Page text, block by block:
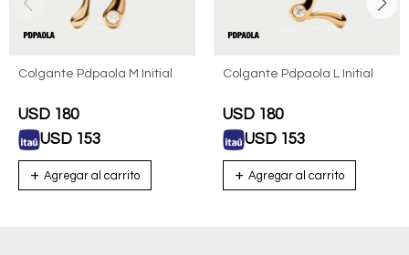
Colgante Pdpaola M Initial
USD 180
USD 153
Colgante Pdpaola L Initial
USD 180
USD 153